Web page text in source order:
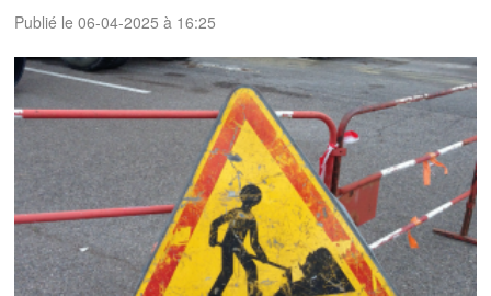
Publié le 06-04-2025 à 16:25